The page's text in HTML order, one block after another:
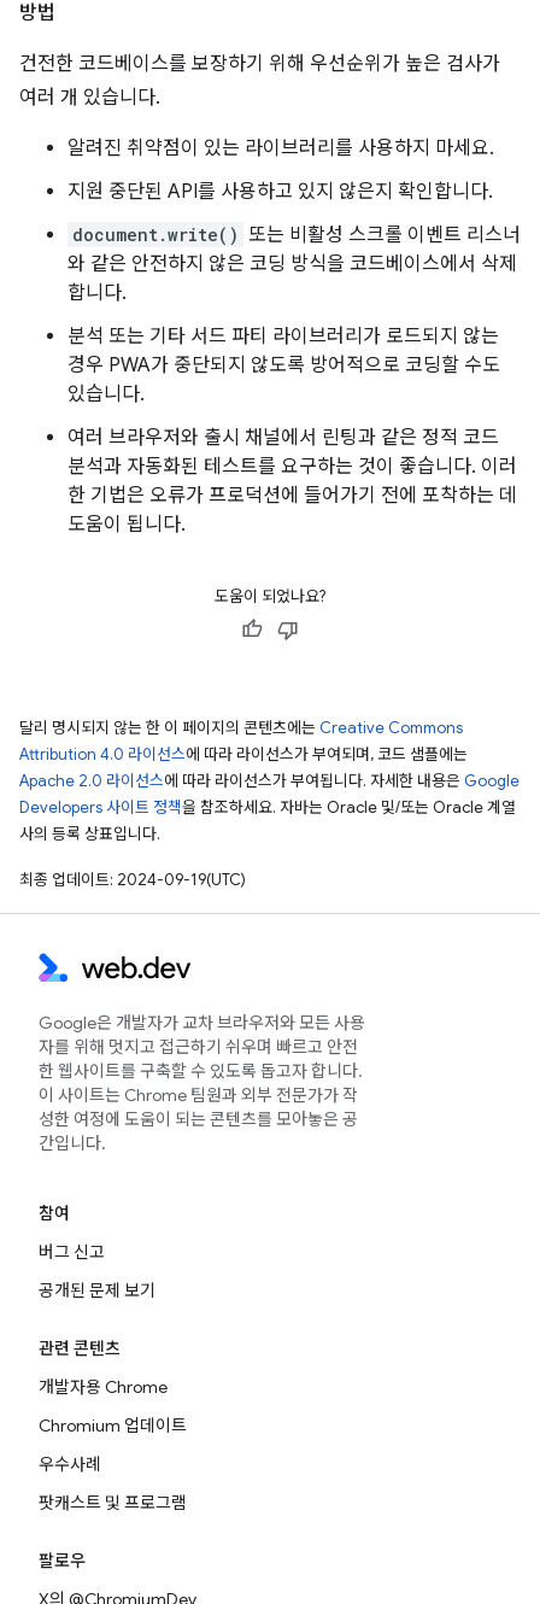
방법
건전한 코드베이스를 보장하기 위해 우선순위가 높은 검사가
여러 개 있습니다.
알려진 취약점이 있는 라이브러리를 사용하지 마세요.
지원 중단된 API를 사용하고 있지 않은지 확인합니다.
document.write() 또는 비활성 스크롤 이벤트 리스너
와 같은 안전하지 않은 코딩 방식을 코드베이스에서 삭제
합니다.
분석 또는 기타 서드 파티 라이브러리가 로드되지 않는
경우 PWA가 중단되지 않도록 방어적으로 코딩할 수도
있습니다.
여러 브라우저와 출시 채널에서 린팅과 같은 정적 코드
분석과 자동화된 테스트를 요구하는 것이 좋습니다. 이러
한 기법은 오류가 프로덕션에 들어가기 전에 포착하는 데
도움이 됩니다.
도움이 되었나요?
달리 명시되지 않는 한 이 페이지의 콘텐츠에는 Creative Commons
Attribution 4.0 라이선스에 따라 라이선스가 부여되며, 코드 샘플에는
Apache 2.0 라이선스에 따라 라이선스가 부여됩니다. 자세한 내용은 Google
Developers 사이트 정책을 참조하세요. 자바는 Oracle 및/또는 Oracle 계열
사의 등록 상표입니다.
최종 업데이트: 2024-09-19(UTC)
Google은 개발자가 교차 브라우저와 모든 사용
자를 위해 멋지고 접근하기 쉬우며 빠르고 안전
한 웹사이트를 구축할 수 있도록 돕고자 합니다.
이 사이트는 Chrome 팀원과 외부 전문가가 작
성한 여정에 도움이 되는 콘텐츠를 모아놓은 공
간입니다.
참여
버그 신고
공개된 문제 보기
관련 콘텐츠
개발자용 Chrome
Chromium 업데이트
우수사례
팟캐스트 및 프로그램
팔로우
X의 @ChromiumDev